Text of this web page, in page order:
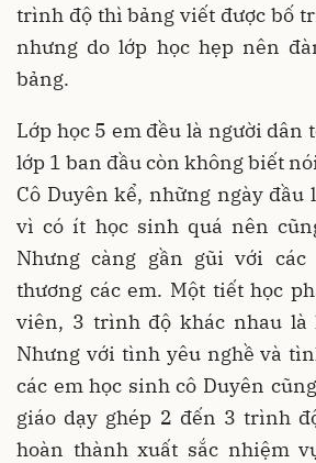
trình độ thì bảng viết được bố
nhưng do lớp học hẹp nên
bảng.
Lớp học 5 em đều là người dân
lớp 1 ban đầu còn không biết
Cô Duyên kể, những ngày đầu
vì có ít học sinh quá nên
Nhưng càng gần gũi với
thương các em. Một tiết học
viên, 3 trình độ khác nhau là
Nhưng với tình yêu nghề và
các em học sinh cô Duyên
giáo dạy ghép 2 đến 3 trình
hoàn thành xuất sắc nhiệm